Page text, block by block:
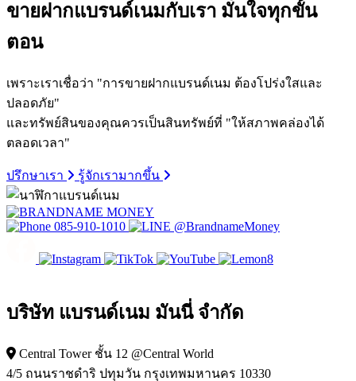
ขายฝากแบรนด์เนมกับเรา มั่นใจทุกขั้น
ตอน
เพราะเราเชื่อว่า "การขายฝากแบรนด์เนม ต้องโปร่งใสและ
ปลอดภัย"
และทรัพย์สินของคุณควรเป็นสินทรัพย์ที่ "ให้สภาพคล่องได้
ตลอดเวลา"
ปรึกษาเรา รู้จักเรามากขึ้น
085-910-1010 @BrandnameMoney
บริษัท แบรนด์เนม มันนี่ จำกัด
Central Tower ชั้น 12 @Central World
4/5 ถนนราชดำริ ปทุมวัน กรุงเทพมหานคร 10330